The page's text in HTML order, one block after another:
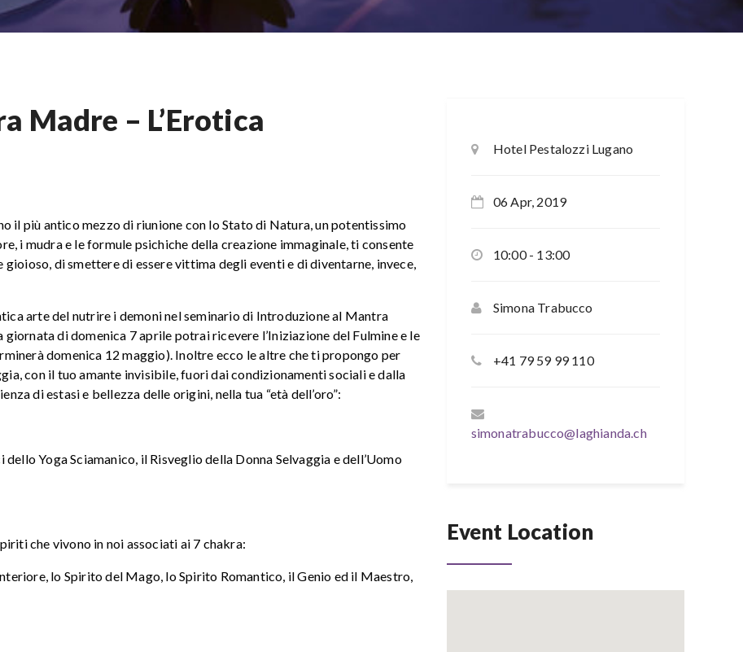
Madre – L’Erotica
il più antico mezzo di riunione con lo Stato di Natura, un potentissimo
i mudra e le formule psichiche della creazione immaginale, ti consente
di smettere di essere vittima degli eventi e di diventarne, invece,
arte del nutrire i demoni nel seminario di Introduzione al Mantra
di domenica 7 aprile potrai ricevere l’Iniziazione del Fulmine e le
domenica 12 maggio). Inoltre ecco le altre che ti propongo per
con il tuo amante invisibile, fuori dai condizionamenti sociali e dalla
di estasi e bellezza delle origini, nella tua “età dell’oro”:
Yoga Sciamanico, il Risveglio della Donna Selvaggia e dell’Uomo
che vivono in noi associati ai 7 chakra:
lo Spirito del Mago, lo Spirito Romantico, il Genio ed il Maestro,
Hotel Pestalozzi Lugano
06 Apr, 2019
10:00 - 13:00
Simona Trabucco
+41 79 59 99 110
simonatrabucco@laghianda.ch
Event Location